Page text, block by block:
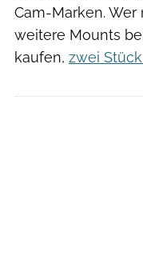
Cam-Marken.
weitere Mounts
kaufen, zwei